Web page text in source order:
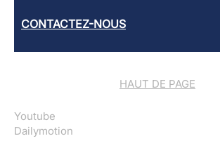
CONTACTEZ-NOUS
HAUT DE PAGE
Youtube
Dailymotion